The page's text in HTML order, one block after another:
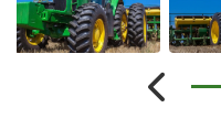
Anterior